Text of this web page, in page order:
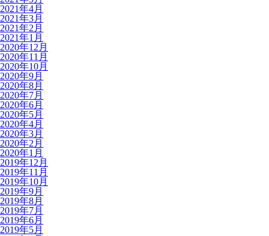
2021年4月
2021年3月
2021年2月
2021年1月
2020年12月
2020年11月
2020年10月
2020年9月
2020年8月
2020年7月
2020年6月
2020年5月
2020年4月
2020年3月
2020年2月
2020年1月
2019年12月
2019年11月
2019年10月
2019年9月
2019年8月
2019年7月
2019年6月
2019年5月